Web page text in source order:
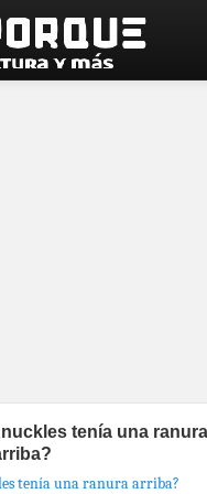
tenía una